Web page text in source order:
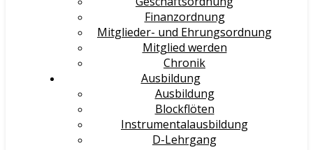
Finanzordnung
Mitglieder- und Ehrungsordnung
Mitglied werden
Chronik
Ausbildung
Ausbildung
Blockflöten
Instrumentalausbildung
D-Lehrgang